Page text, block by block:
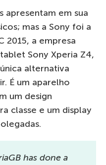
apresentam em sua
mas a Sony foi a
2015, a empresa
Sony Xperia Z4,
alternativa
É um aparelho
um design
classe e um display
has done a